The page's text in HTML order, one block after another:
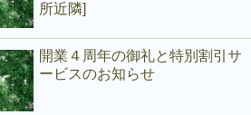
所近隣]
開業４周年の御礼と特別割引サ
ービスのお知らせ